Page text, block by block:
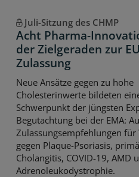
Juli-Sitzung des CHMP
Acht Pharma-
der Zielgeraden zur
Zulassung
Neue Ansätze gegen zu hohe
Cholesterinwerte bildeten
Schwerpunkt der jüngsten
Begutachtung bei der EMA:
Zulassungsempfehlungen
gegen Plaque-Psoriasis,
Cholangitis, COVID-19, AMD
Adrenoleukodystrophie.